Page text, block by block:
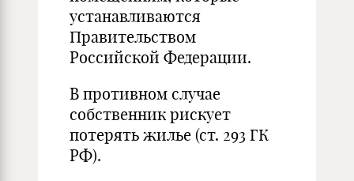
устанавливаются
Правительством
Российской Федерации.
В противном случае
собственник рискует
потерять жилье (ст. 293 ГК
РФ).